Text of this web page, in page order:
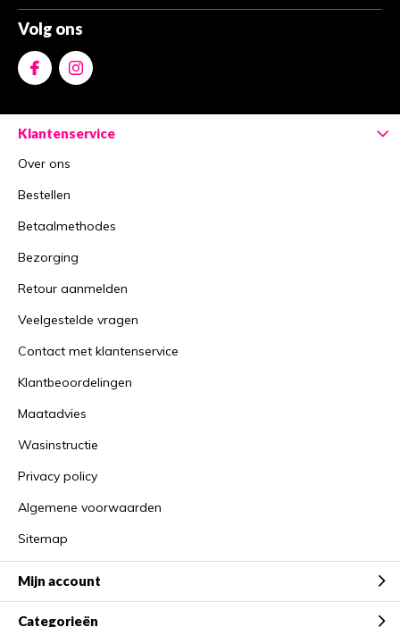
Volg ons
Klantenservice
Over ons
Bestellen
Betaalmethodes
Bezorging
Retour aanmelden
Veelgestelde vragen
Contact met klantenservice
Klantbeoordelingen
Maatadvies
Wasinstructie
Privacy policy
Algemene voorwaarden
Sitemap
Mijn account
Categorieën